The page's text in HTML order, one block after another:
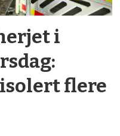
i
flere